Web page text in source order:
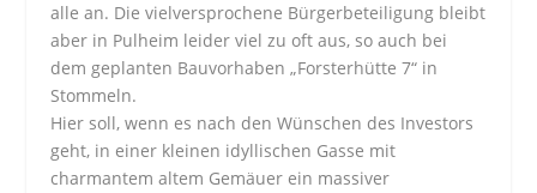
alle an. Die vielversprochene Bürgerbeteiligung bleibt
aber in Pulheim leider viel zu oft aus, so auch bei
dem geplanten Bauvorhaben „Forsterhütte 7“ in
Stommeln.
Hier soll, wenn es nach den Wünschen des Investors
geht, in einer kleinen idyllischen Gasse mit
charmantem altem Gemäuer ein massiver